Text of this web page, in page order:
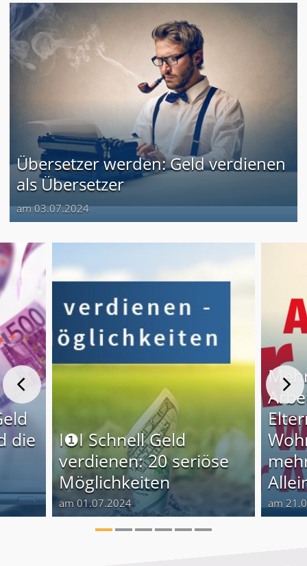
Übersetzer werden: Geld verdienen
als Übersetzer
am 03.07.2024
die
I❶I Schnell Geld
verdienen: 20 seriöse
Möglichkeiten
am 01.07.2024 am